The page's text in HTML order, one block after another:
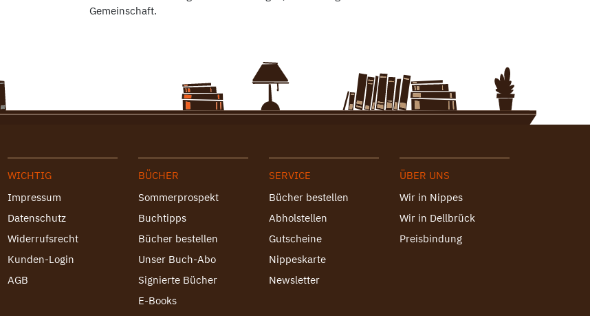
Gemeinschaft.
WICHTIG
Impressum
Datenschutz
Widerrufsrecht
Kunden-Login
AGB
BÜCHER
Sommerprospekt
Buchtipps
Bücher bestellen
Unser Buch-Abo
Signierte Bücher
E-Books
SERVICE
Bücher bestellen
Abholstellen
Gutscheine
Nippeskarte
Newsletter
ÜBER UNS
Wir in Nippes
Wir in Dellbrück
Preisbindung